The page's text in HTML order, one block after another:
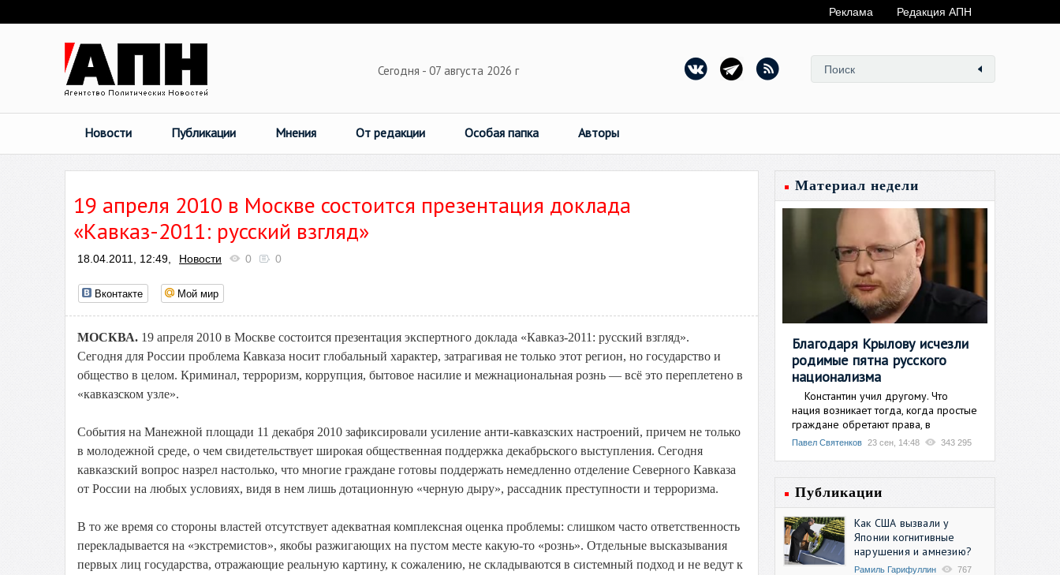
Реклама Редакция АПН
Сегодня - 07 августа 2026 г
Новости Публикации Мнения От редакции Особая папка Авторы
19 апреля 2010 в Москве состоится презентация доклада
«Кавказ-2011: русский взгляд»
18.04.2011, 12:49, Новости 0 0
Вконтакте Мой мир
МОСКВА. 19 апреля 2010 в Москве состоится презентация экспертного доклада «Кавказ-2011: русский взгляд».
Сегодня для России проблема Кавказа носит глобальный характер, затрагивая не только этот регион, но государство и
общество в целом. Криминал, терроризм, коррупция, бытовое насилие и межнациональная рознь — всё это переплетено в
«кавказском узле».
События на Манежной площади 11 декабря 2010 зафиксировали усиление анти-кавказских настроений, причем не только
в молодежной среде, о чем свидетельствует широкая общественная поддержка декабрьского выступления. Сегодня
кавказский вопрос назрел настолько, что многие граждане готовы поддержать немедленно отделение Северного Кавказа
от России на любых условиях, видя в нем лишь дотационную «черную дыру», рассадник преступности и терроризма.
В то же время со стороны властей отсутствует адекватная комплексная оценка проблемы: слишком часто ответственность
перекладывается на «экстремистов», якобы разжигающих на пустом месте какую-то «рознь». Отдельные высказывания
первых лиц государства, отражающие реальную картину, к сожалению, не складываются в системный подход и не ведут к
Материал недели
Благодаря Крылову исчезли
родимые пятна русского
национализма
Константин учил другому. Что
нация возникает тогда, когда простые
граждане обретают права, в
Павел Святенков 23 сен, 14:48 343 295
Публикации
Как США вызвали у
Японии когнитивные
нарушения и амнезию?
Рамиль Гарифуллин 767